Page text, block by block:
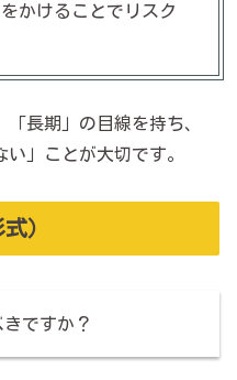
かけることでリスク
「長期」の目線を持ち、
い」ことが大切です。
）
ですか？